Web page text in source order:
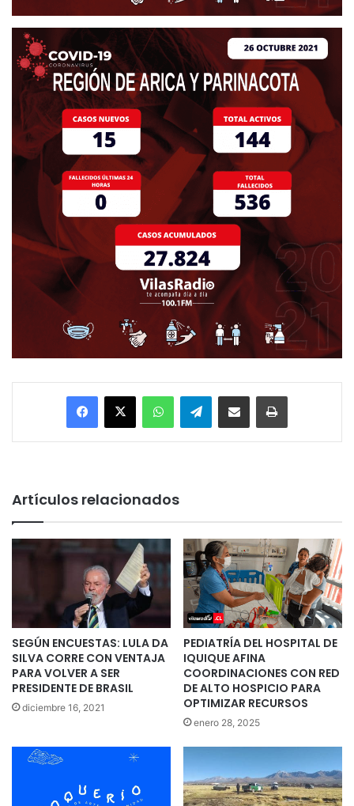
Facebook
X WhatsAppTelegramEnviar vía email Imprimir
Artículos relacionados
SEGÚN ENCUESTAS: LULA DA
SILVA CORRE CON VENTAJA
PARA VOLVER A SER
PRESIDENTE DE BRASIL
diciembre 16, 2021
PEDIATRÍA DEL HOSPITAL DE
IQUIQUE AFINA
COORDINACIONES CON RED
DE ALTO HOSPICIO PARA
OPTIMIZAR RECURSOS
enero 28, 2025